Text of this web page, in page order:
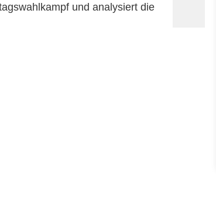
und analysiert die